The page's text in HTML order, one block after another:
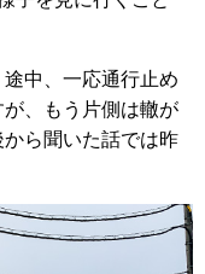
中、一応通行止め
、もう片側は轍が
ら聞いた話では昨